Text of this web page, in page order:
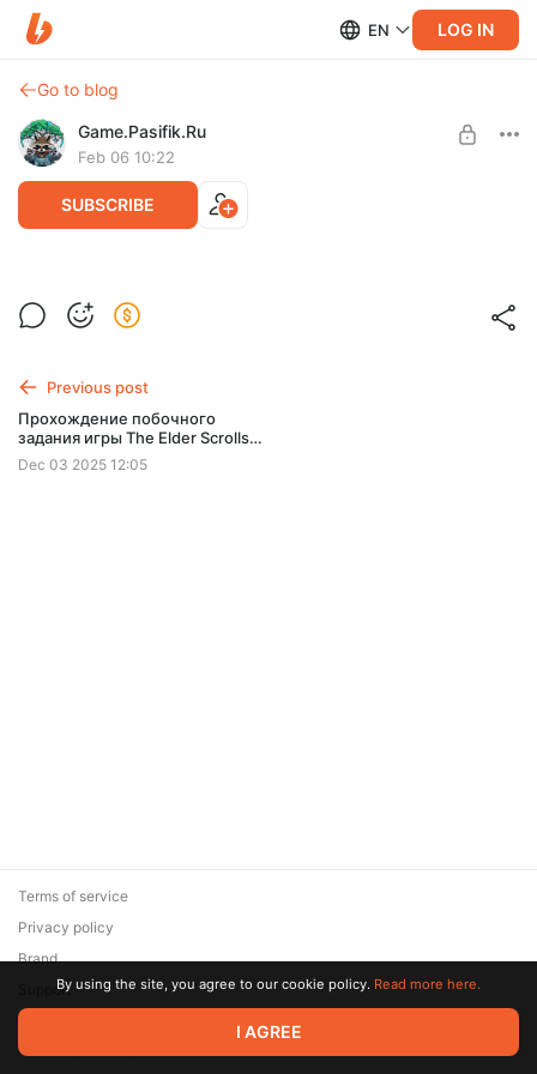
EN LOG IN
Go to blog
Game.Pasifik.Ru
Feb 06 10:22
SUBSCRIBE
Прохождение побочного задания игры
The Elder Scrolls III: Morrowind - Смерть
Прохождение побочного задания игры The Elder Scrolls III:
Morrowind - Смерть сборщика налогов
Previous post
Прохождение побочного
задания игры The Elder Scrolls
III: Morrowind - Тайник Фаргота
Dec 03 2025 12:05
© 2026 Zaya Solutions Limited. All rights reserved. All trademarks
are the property of their respective owners.
Terms of service
Privacy policy
Brand
SupportBy using the site, you agree to our cookie policy. Read more here.
I AGREE